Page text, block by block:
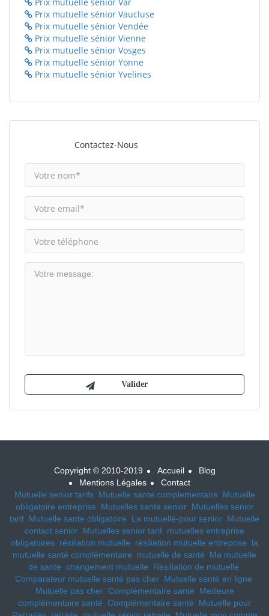
Prix mutuelle sénior Vaucluse
Prix mutuelle sénior Vendée
Prix mutuelle sénior Vienne
Prix mutuelle sénior Vosges
Prix mutuelle sénior Yonne
Prix mutuelle sénior Yvelines
Contactez-Nous
Copyright © 2010-2019 Accueil
Blog
Mentions Légales
Contact
Mutuelle senior tarifs Mutuelle sante complementaire
Mutuelle
obligatoire entreprise
Mutuelles sante senior Mutuelles senior
tarif Mutuelle sante obligatoire La mutuelle-pour senior Mutuelle
contact senior Mutuelles senior tarif mutuelles entreprise
obligatoires résiliation mutuelle résiliation mutuelle entreprise
la
mutuelle santé complémentaire
mutuelle de santé
Ma mutuelle
de santé changement mutuelle
Résiliation de mutuelle
Comparateur mutuelle santé pas cher Mutuelle santé en ligne
Mutuelle pas cher Complémentaire santé
Meilleure
complémentaire santé Complémentaire santé
Mutuelle pour